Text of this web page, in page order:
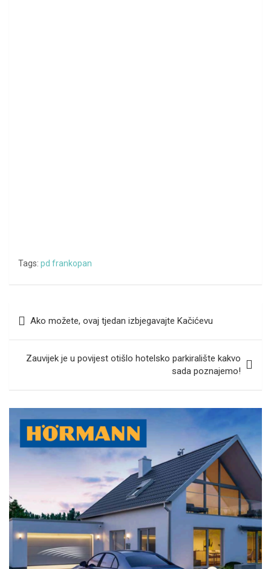
Tags: pd frankopan
objava
Ako možete, ovaj tjedan izbjegavajte Kačićevu
Zauvijek je u povijest otišlo hotelsko parkiralište kakvo
sada poznajemo!
A
v
e
i
e